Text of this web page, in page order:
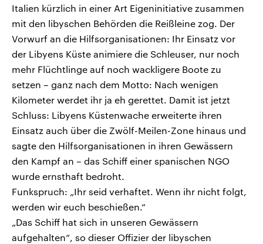
Italien kürzlich in einer Art Eigeninitiative zusammen
mit den libyschen Behörden die Reißleine zog. Der
Vorwurf an die Hilfsorganisationen: Ihr Einsatz vor
der Libyens Küste animiere die Schleuser, nur noch
mehr Flüchtlinge auf noch wackligere Boote zu
setzen – ganz nach dem Motto: Nach wenigen
Kilometer werdet ihr ja eh gerettet. Damit ist jetzt
Schluss: Libyens Küstenwache erweiterte ihren
Einsatz auch über die Zwölf-Meilen-Zone hinaus und
sagte den Hilfsorganisationen in ihren Gewässern
den Kampf an – das Schiff einer spanischen NGO
wurde ernsthaft bedroht.
Funkspruch: „Ihr seid verhaftet. Wenn ihr nicht folgt,
werden wir euch beschießen.“
„Das Schiff hat sich in unseren Gewässern
aufgehalten“, so dieser Offizier der libyschen